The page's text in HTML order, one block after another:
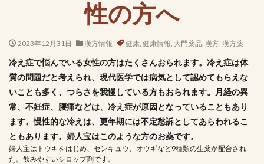
性の方へ
2023年12月31日 漢方情報 健康, 健康情報, 大門薬品, 漢方, 漢方薬
冷え症で悩んでいる女性の方はたくさんおられます。冷え症は体
質の問題だと考えられ、現代医学では病気として認めてもらえな
いことも多く、つらさを我慢している方もおられます。月経の異
常、不妊症、腰痛などは、冷え症が原因となっていることもあり
ます。慢性的な冷えは、更年期には不定愁訴としてあらわれるこ
ともあります。婦人宝はこのような方のお薬です。
婦人宝はトウキをはじめ、センキュウ、オウギなど9種類の生薬が配合され
た。飲みやすいシロップ剤です。